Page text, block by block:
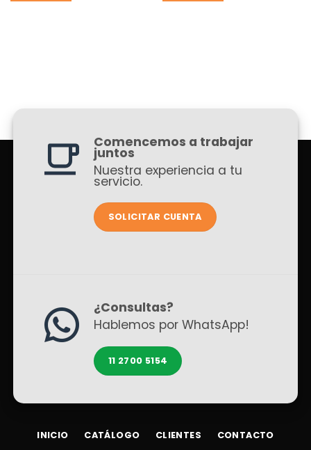
Comencemos a trabajar
juntos
Nuestra experiencia a tu
servicio.
SOLICITAR CUENTA
¿Consultas?
Hablemos por WhatsApp!
11 2700 5154
INICIO CATÁLOGO CLIENTES CONTACTO